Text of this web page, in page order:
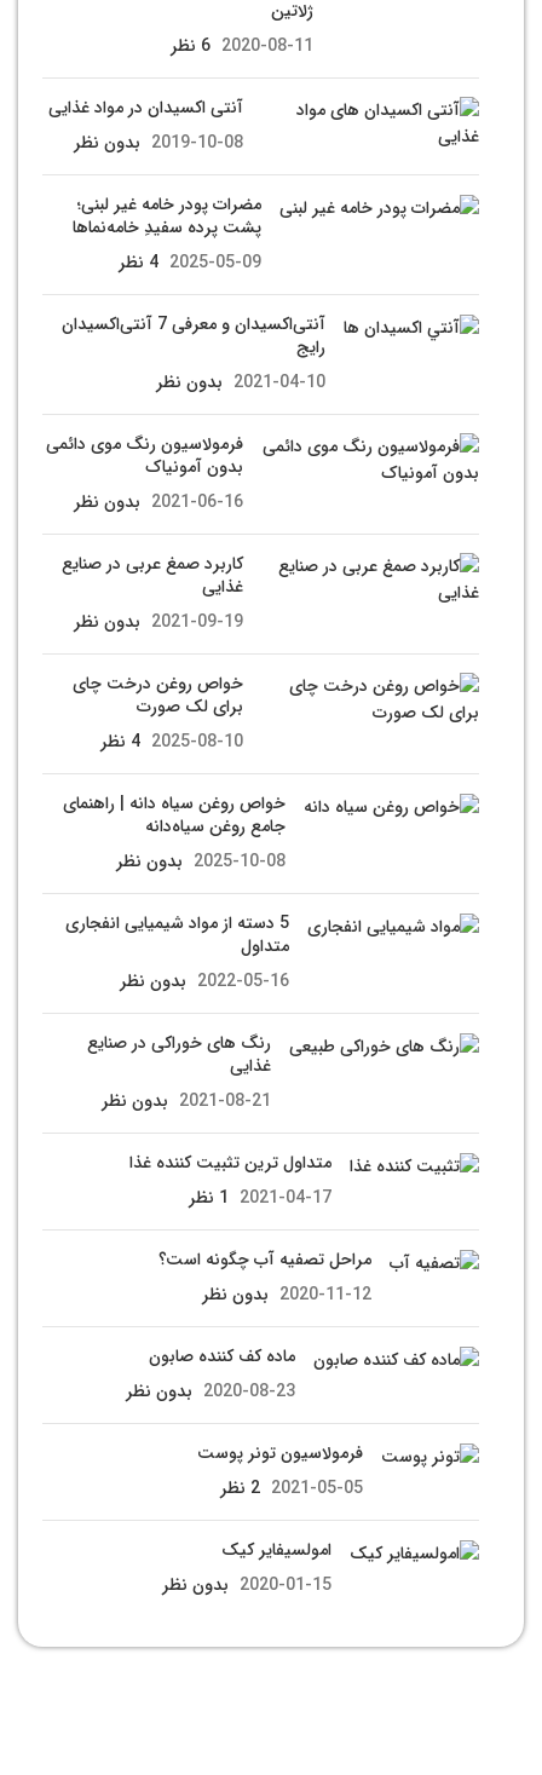
ژلاتین
2020-08-11 6 نظر
آنتی اکسیدان در مواد غذایی
2019-10-08 بدون نظر
مضرات پودر خامه غیر لبنی؛
پشت پرده سفیدِ خامه‌نماها
2025-05-09 4 نظر
آنتی‌اکسیدان و معرفی 7 آنتی‌اکسیدان
رایج
2021-04-10 بدون نظر
فرمولاسیون رنگ موی دائمی
بدون آمونیاک
2021-06-16 بدون نظر
کاربرد صمغ عربی در صنایع
غذایی
2021-09-19 بدون نظر
خواص روغن درخت چای
برای لک صورت
2025-08-10 4 نظر
خواص روغن سياه دانه | راهنمای
جامع روغن سیاه‌دانه
2025-10-08 بدون نظر
5 دسته از مواد شیمیایی انفجاری
متداول
2022-05-16 بدون نظر
رنگ های خوراکی در صنایع
غذایی
2021-08-21 بدون نظر
متداول ترین تثبیت کننده غذا
2021-04-17 1 نظر
مراحل تصفیه آب چگونه است؟
2020-11-12 بدون نظر
ماده کف کننده صابون
2020-08-23 بدون نظر
فرمولاسیون تونر پوست
2021-05-05 2 نظر
امولسیفایر کیک
2020-01-15 بدون نظر